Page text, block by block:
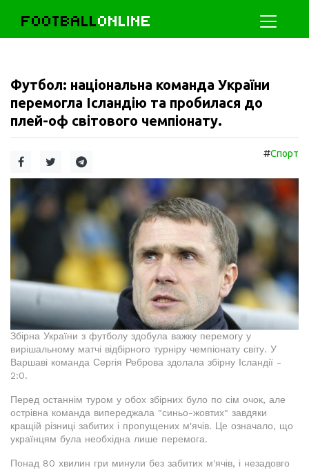
FOOTBALLONLINE
Футбол: національна команда України
перемогла Ісландію та пробилася до
плей-оф світового чемпіонату.
#Спорт
Збірна України з футболу здобула важку перемогу у
вирішальному матчі відбірного турніру чемпіонату світу. У
Варшаві команда Сергія Реброва здолала збірну Ісландії -
2:0.
Перед останнім туром у обох збірних було по сім очок, але
острівна команда випереджала "синьо-жовтих" завдяки
кращій різниці забитих і пропущених м'ячів. Це означало, що
українцям була необхідна лише перемога.
Понад 80 хвилин гри минули без забитих м'ячів, і незадовго